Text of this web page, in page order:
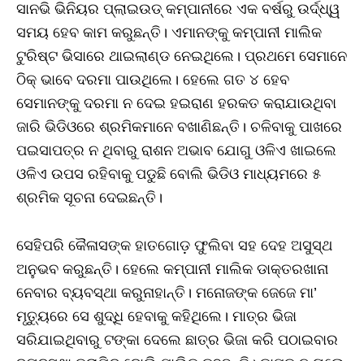
ସାନଭି ଭିନିୟର ପ୍ଲାଇଉଡ୍‌ କମ୍ପାନୀରେ ଏକ ବର୍ଷରୁ ଉର୍ଦ୍ଧ୍ୱ
ସମୟ ହେବ କାମ କରୁଛନ୍ତି। ଏମାନଙ୍କୁ କମ୍ପାନୀ ମାଲିକ
ଟୁରିଷ୍ଟ ଭିସାରେ ଥାଇଲାଣ୍ଡ ନେଇଥିଲେ। ପ୍ରଥମେ ସେମାନେ
ଠିକ୍‌ ଭାବେ ଦରମା ପାଉଥିଲେ। ହେଲେ ଗତ ୪ ହେବ
ସେମାନଙ୍କୁ ଦରମା ନ ଦେଇ ହଇରାଣ ହରକତ କରାଯାଉଥିବା
ଜାରି ଭିଡିଓରେ ଶ୍ରମିକମାନେ ବଖାଣିଛନ୍ତି। ଚଳିବାକୁ ପାଖରେ
ପଇସାପତ୍ର ନ ଥିବାରୁ ରାଶନ ଅଭାବ ଯୋଗୁ ଓଳିଏ ଖାଇଲେ
ଓଳିଏ ଉପସ ରହିବାକୁ ପଡୁଛି ବୋଲି ଭିଡିଓ ମାଧ୍ୟମରେ ୫
ଶ୍ରମିକ ସୂଚନା ଦେଇଛନ୍ତି।
ସେହିପରି କୈଳାସଙ୍କ ହାତଗୋଡ଼ ଫୁଲିବା ସହ ଦେହ ଅସୁସ୍ଥ
ଅନୁଭବ କରୁଛନ୍ତି। ହେଲେ କମ୍ପାନୀ ମାଲିକ ଡାକ୍ତରଖାନା
ନେବାର ବ୍ୟବସ୍ଥା କରୁନାହାନ୍ତି। ମନୋଜଙ୍କ ଜେଜେ ମା’
ମୃତ୍ୟୁରେ ସେ ଶୁଦ୍ଧି ହେବାକୁ କହିଥିଲେ। ମାତ୍ର ଭିଜା
ସରିଯାଇଥିବାରୁ ଟଙ୍କା ଦେଲେ ଛାତ୍ର ଭିଜା କରି ପଠାଇବାର